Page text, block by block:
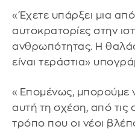
«Έχετε υπάρξει μια από
αυτοκρατορίες στην
ανθρωπότητας. Η
είναι τεράστια»
«Επομένως, μπορούμε
αυτή τη σχέση, από τις
τρόπο που οι νέοι